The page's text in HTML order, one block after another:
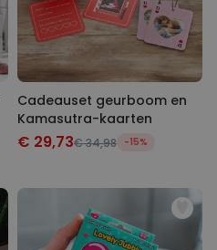
Cadeauset geurboom en
Kamasutra-kaarten
€ 29,73€ 34,98 -15%